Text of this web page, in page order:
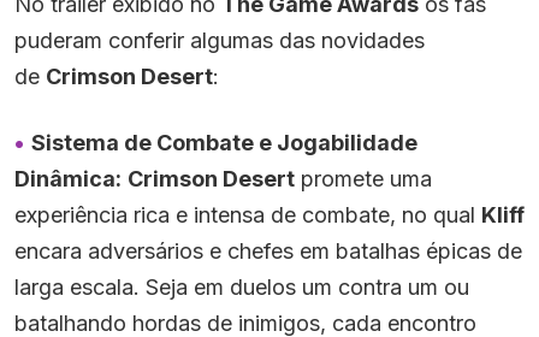
puderam conferir algumas das novidades
de Crimson Desert:
Sistema de Combate e Jogabilidade
Dinâmica: Crimson Desert promete uma
experiência rica e intensa de combate, no qual Kliff
encara adversários e chefes em batalhas épicas de
larga escala. Seja em duelos um contra um ou
batalhando hordas de inimigos, cada encontro